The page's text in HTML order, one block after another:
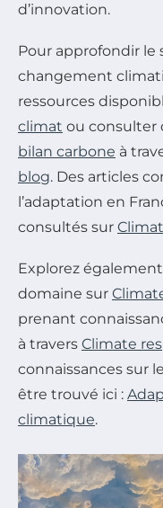
d’innovation.
Pour approfondir le
changement
ressources
climat ou consulter
bilan carbone à
blog. Des articles
l’adaptation en
consultés sur
Explorez
domaine sur
prenant
à travers Climate
connaissances sur
être trouvé ici :
climatique.